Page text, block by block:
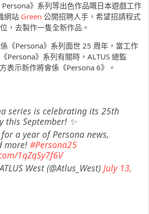
》系列等出色作品嘅日本遊戲工作
網站 Green 公開招聘人手，希望招請程式
，去製作一隻全新作品。
《Persona》系列面世 25 周年，當工作
Persona》系列有關時，ALTUS 總監
表示新作將會係《Persona 6》。
series is celebrating its 25th
this September! ✨
a year of Persona news,
more! #Persona25
1qZqSy7f6V
West (@Atlus_West) July 13,